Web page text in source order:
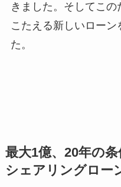
きました。そしてこ
こたえる新しいロー
た。
最大1億、20年の
シェアリングロー